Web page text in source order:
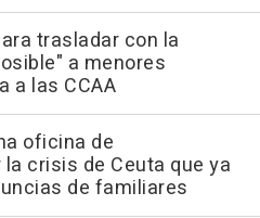
trasladar con la
a menores
a las CCAA
oficina de
crisis de Ceuta que ya
de familiares